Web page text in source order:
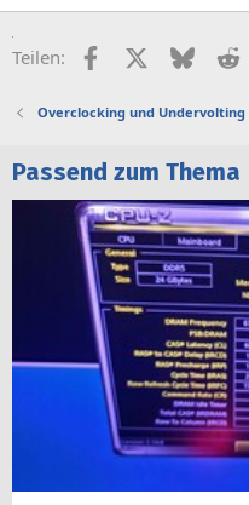
Teilen: FacebookX (Twitter)
Bluesky
Overclocking und Undervolting
Passend zum Thema